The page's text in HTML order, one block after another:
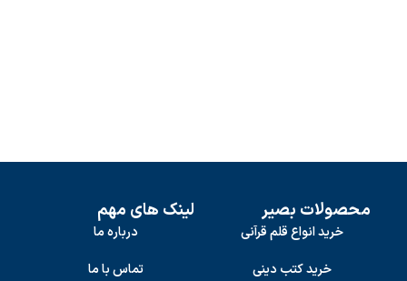
محصولات بصیر
خرید انواع قلم قرآنی
خرید کتب دینی
لینک های مهم
درباره ما
تماس با ما